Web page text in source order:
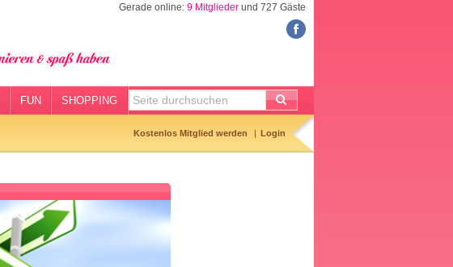
Gerade online: 9 Mitglieder und 727 Gäste
FUN SHOPPING
Kostenlos Mitglied werden Login